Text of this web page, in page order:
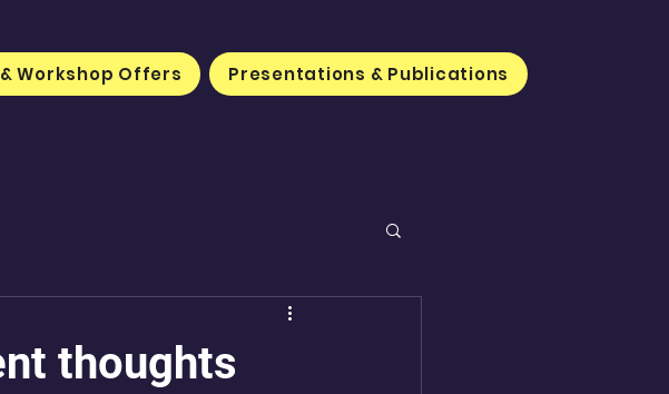
Workshop Offers Presentations & Publications
thoughts